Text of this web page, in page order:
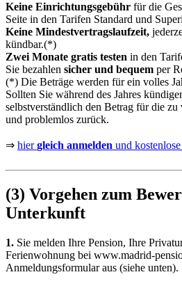
Keine Einrichtungsgebühr für die
Seite in den Tarifen Standard und
Keine Mindestvertragslaufzeit,
kündbar.(*)
Zwei Monate gratis testen in den
Sie bezahlen sicher und bequem per
(*) Die Beträge werden für ein volles
Sollten Sie während des Jahres
selbstverständlich den Betrag für die
und problemlos zurück.
⇒ hiergleich anmelden und
(3) Vorgehen zum
Unterkunft
1. Sie melden Ihre Pension, Ihre
Ferienwohnung bei www.madrid-
Anmeldungsformular aus (siehe unten).